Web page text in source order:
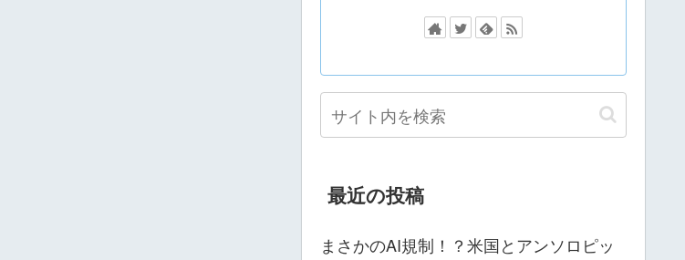
最近の投稿
まさかのAI規制！？米国とアンソロピッ